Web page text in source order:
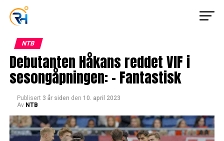
NTB
Debutanten Håkans reddet VIF i
sesongåpningen: – Fantastisk
Publisert 3 år siden den 10. april 2023
Av NTB